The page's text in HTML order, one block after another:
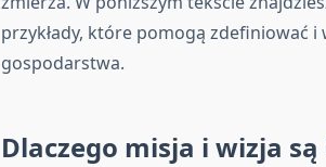
przykłady, które pomogą zdefiniować
gospodarstwa.
Dlaczego misja i wizja